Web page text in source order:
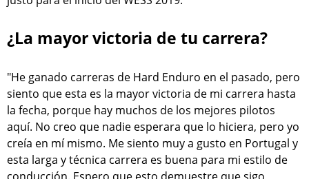
¿La mayor victoria de tu carrera?
"He ganado carreras de Hard Enduro en el pasado, pero
siento que esta es la mayor victoria de mi carrera hasta
la fecha, porque hay muchos de los mejores pilotos
aquí. No creo que nadie esperara que lo hiciera, pero yo
creía en mí mismo. Me siento muy a gusto en Portugal y
esta larga y técnica carrera es buena para mi estilo de
conducción. Espero que esto demuestre que sigo